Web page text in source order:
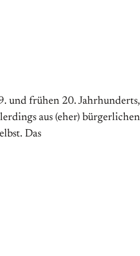
und frühen 20.
aus (eher)
Das